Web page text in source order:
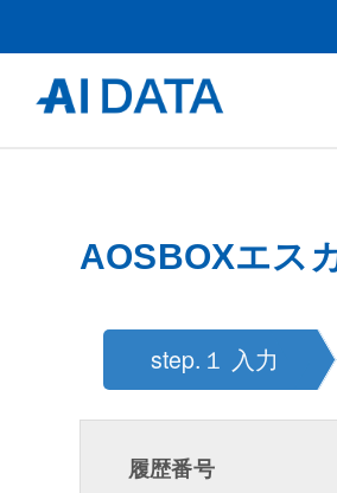
AOSBOXエス
step.１ 入力
履歴番号